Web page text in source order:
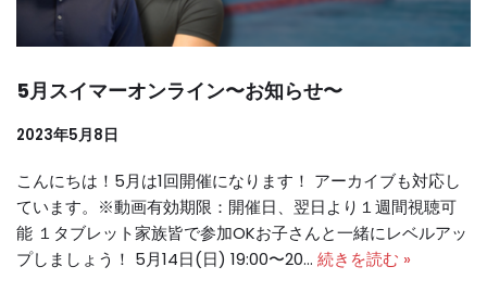
5月スイマーオンライン〜お知らせ〜
2023年5月8日
こんにちは！5月は1回開催になります！ アーカイブも対応し
ています。※動画有効期限：開催日、翌日より１週間視聴可
能 １タブレット家族皆で参加OKお子さんと一緒にレベルアッ
プしましょう！ 5月14日(日) 19:00〜20… 続きを読む »